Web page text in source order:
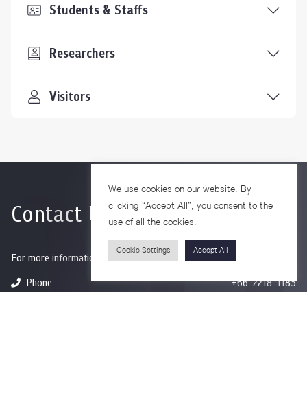
Students & Staffs
Researchers
Visitors
Contact Us
For more information please contact
Phone
+66-2218-1185
We use cookies on our website. By
clicking “Accept All”, you consent to the
use of all the cookies.
Cookie Settings Accept All